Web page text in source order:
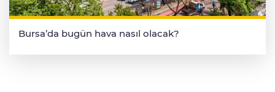
Bursa’da bugün hava nasıl olacak?